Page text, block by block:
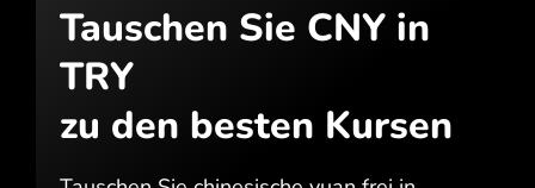
Tauschen Sie CNY in
TRY
zu den besten Kursen